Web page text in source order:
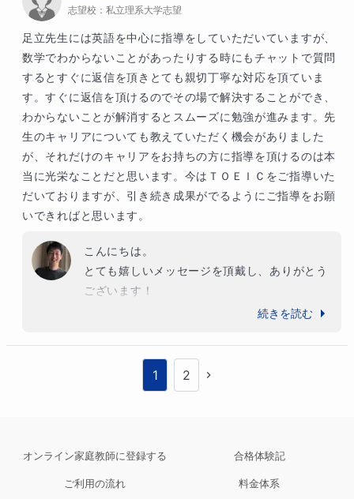
ります。
「なぜこの問題は、解けなかったのか」などを
考えながら学習されることは、確実に実力につ
ながります。
私のノウハウは全てお伝えしますので、どんど
んお聞きください。
そして、一緒に夢を実現しましょう。引き続
き、よろしくお願いいたします！
志望校： 私立理系大学志望
足立先生には英語を中心に指導をしていただいていますが、
数学でわからないことがあったりする時にもチャットで質問
するとすぐに返信を頂きとても親切丁寧な対応を頂ていま
す。すぐに返信を頂けるのでその場で解決することができ、
わからないことが解消するとスムーズに勉強が進みます。先
生のキャリアについても教えていただく機会がありました
が、それだけのキャリアをお持ちの方に指導を頂けるのは本
当に光栄なことだと思います。今はＴＯＥＩＣをご指導いた
だいておりますが、引き続き成果がでるようにご指導をお願
いできればと思います。
こんにちは。
とても嬉しいメッセージを頂戴し、ありがとう
ございます！
業が楽しいです。
将来の目標に向かって、英語や数学、その他の
科目にも取り組まれており、頭が下がります。
進化されていますね。
私のキャリアにつきましてはお恥ずかしい限り
続きを読む
1 2
オンライン家庭教師に登録する 合格体験記
ご利用の流れ 料金体系